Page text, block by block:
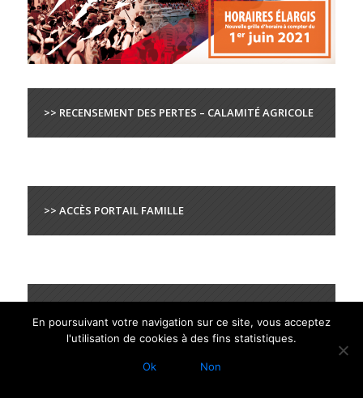
>> RECENSEMENT DES PERTES – CALAMITÉ AGRICOLE
>> ACCÈS PORTAIL FAMILLE
En poursuivant votre navigation sur ce site, vous acceptez
l'utilisation de cookies à des fins statistiques.
Ok Non